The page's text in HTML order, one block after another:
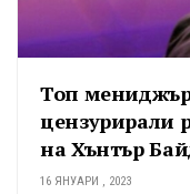
Топ
цензурирали
на Хънтър
16 ЯНУАРИ , 2023